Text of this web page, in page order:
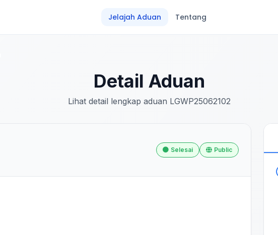
Jelajah Aduan
Tentang
Detail Aduan
Lihat detail lengkap aduan LGWP25062102
Selesai Public